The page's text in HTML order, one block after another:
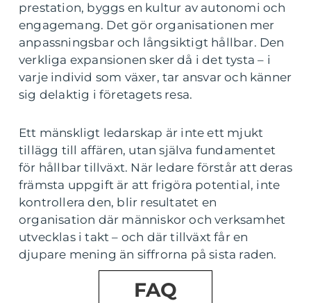
prestation, byggs en kultur av autonomi och
engagemang. Det gör organisationen mer
anpassningsbar och långsiktigt hållbar. Den
verkliga expansionen sker då i det tysta – i
varje individ som växer, tar ansvar och känner
sig delaktig i företagets resa.
Ett mänskligt ledarskap är inte ett mjukt
tillägg till affären, utan själva fundamentet
för hållbar tillväxt. När ledare förstår att deras
främsta uppgift är att frigöra potential, inte
kontrollera den, blir resultatet en
organisation där människor och verksamhet
utvecklas i takt – och där tillväxt får en
djupare mening än siffrorna på sista raden.
FAQ